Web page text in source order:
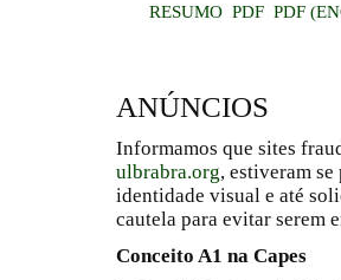
RESUMO PDF PDF
ANÚNCIOS
Informamos que sites
ulbrabra.org, estiveram
identidade visual e até
cautela para evitar serem
Conceito A1 na Capes